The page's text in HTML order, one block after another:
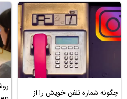
چگونه شماره تلفن خویش را از